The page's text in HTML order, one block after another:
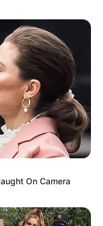
On Camera